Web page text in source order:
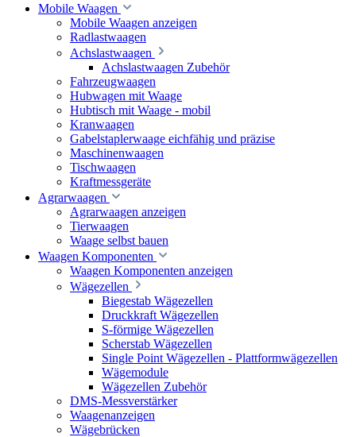
Mobile Waagen
Mobile Waagen anzeigen
Radlastwaagen
Achslastwaagen
Achslastwaagen Zubehör
Fahrzeugwaagen
Hubwagen mit Waage
Hubtisch mit Waage - mobil
Kranwaagen
Gabelstaplerwaage eichfähig und präzise
Maschinenwaagen
Tischwaagen
Kraftmessgeräte
Agrarwaagen
Agrarwaagen anzeigen
Tierwaagen
Waage selbst bauen
Waagen Komponenten
Waagen Komponenten anzeigen
Wägezellen
Biegestab Wägezellen
Druckkraft Wägezellen
S-förmige Wägezellen
Scherstab Wägezellen
Single Point Wägezellen - Plattformwägezellen
Wägemodule
Wägezellen Zubehör
DMS-Messverstärker
Waagenanzeigen
Wägebrücken